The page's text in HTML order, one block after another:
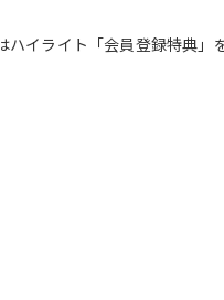
イライト「会員登録特典」